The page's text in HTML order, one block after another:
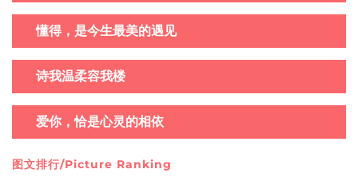
懂得，是今生最美的遇见
诗我温柔容我楼
爱你，恰是心灵的相依
图文排行/Picture Ranking